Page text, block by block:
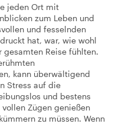
jeden Ort mit
zum Leben und
und fesselnden
hat, war, wie wohl
Reise fühlten.
kann überwältigend
Stress auf die
und bestens
Zügen genießen
zu müssen. Wenn